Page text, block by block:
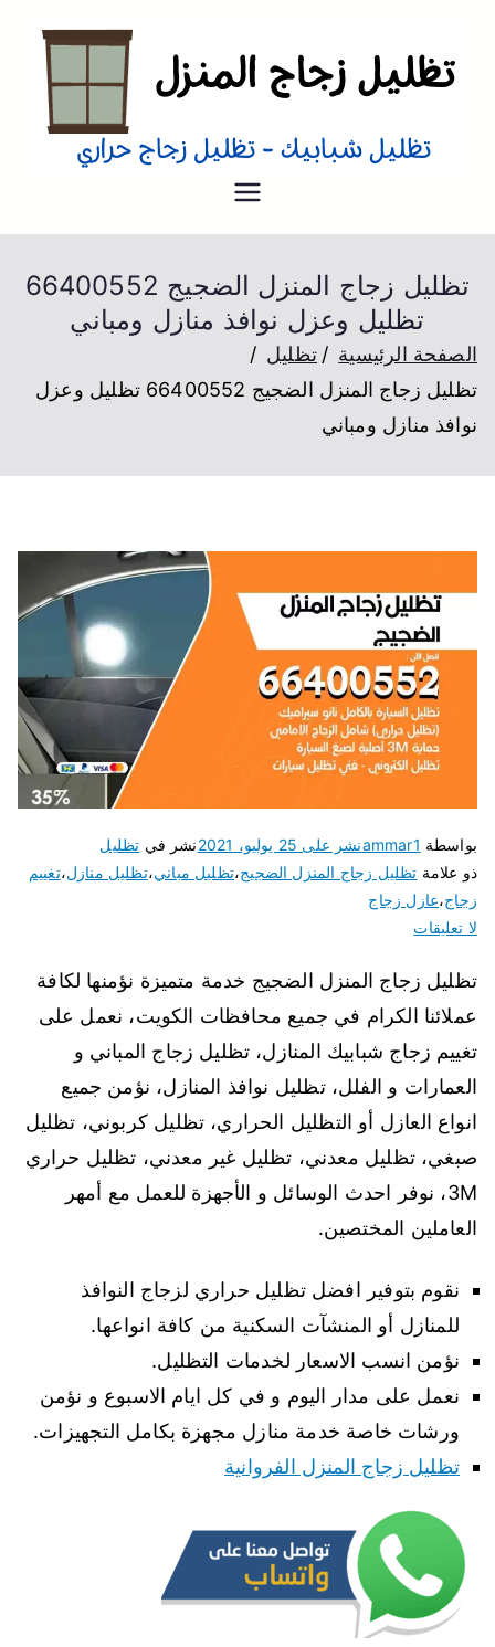
تظليل منازل
تظليل زجاج منازل من الداخل و
تظليل زجاج المنزل الضجيج 66400552
تظليل وعزل نوافذ منازل ومباني
الصفحة الرئيسية
تظليل
تظليل زجاج المنزل الضجيج 66400552 تظليل وعزل
نوافذ منازل ومباني
بواسطة ammar1نشر على 25 يوليو، 2021 نشر في تظليل
ذو علامة تظليل زجاج المنزل الضجيج،تظليل مباني،تظليل منازل،تغييم
زجاج،عازل زجاج
لا تعليقات
تظليل زجاج المنزل الضجيج خدمة متميزة نؤمنها لكافة
عملائنا الكرام في جميع محافظات الكويت، نعمل على
تغييم زجاج شبابيك المنازل، تظليل زجاج المباني و
العمارات و الفلل، تظليل نوافذ المنازل، نؤمن جميع
انواع العازل أو التظليل الحراري، تظليل كربوني، تظليل
صبغي، تظليل معدني، تظليل غير معدني، تظليل حراري
3M، نوفر احدث الوسائل و الأجهزة للعمل مع أمهر
العاملين المختصين.
نقوم بتوفير افضل تظليل حراري لزجاج النوافذ
للمنازل أو المنشآت السكنية من كافة انواعها.
نؤمن انسب الاسعار لخدمات التظليل.
نعمل على مدار اليوم و في كل ايام الاسبوع و نؤمن
ورشات خاصة خدمة منازل مجهزة بكامل التجهيزات.
تظليل زجاج المنزل الفروانية